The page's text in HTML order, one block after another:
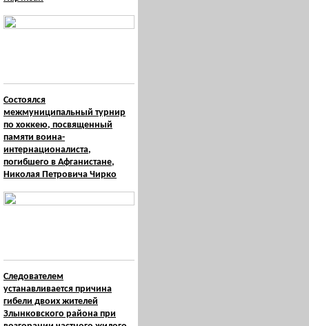
Состоялся
межмуниципальный турнир
по хоккею, посвященный
памяти воина-
интернационалиста,
погибшего в Афганистане,
Николая Петровича Чирко
Следователем
устанавливается причина
гибели двоих жителей
Злынковского района при